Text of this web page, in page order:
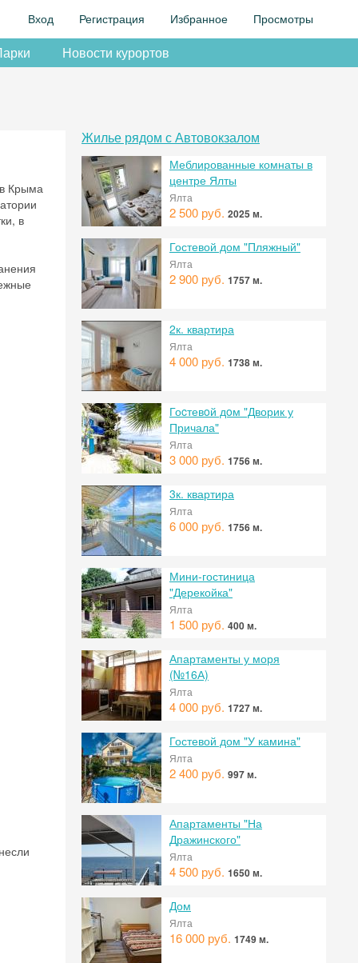
Вход Регистрация Избранное Просмотры
Новости курортов
Крыма
в
Жилье рядом с Автовокзалом
Меблированные комнаты в
центре Ялты
Ялта
2 500 руб. 2025 м.
Гостевой дом "Пляжный"
Ялта
2 900 руб. 1757 м.
2к. квартира
Ялта
4 000 руб. 1738 м.
Гоcтевoй дoм "Дворик у
Причала"
Ялта
3 000 руб. 1756 м.
3к. квартира
Ялта
6 000 руб. 1756 м.
Мини-гостиница
"Дерекойка"
Ялта
1 500 руб. 400 м.
Апартаменты у моря
(№16А)
Ялта
4 000 руб. 1727 м.
Гостевой дом "У камина"
Ялта
2 400 руб. 997 м.
Апартаменты "На
Дражинского"
Ялта
4 500 руб. 1650 м.
Дом
Ялта
16 000 руб. 1749 м.